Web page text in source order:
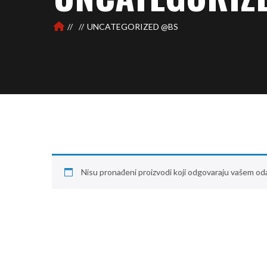
UNCATEGORIZED @BS
Nisu pronađeni proizvodi koji odgovaraju vašem